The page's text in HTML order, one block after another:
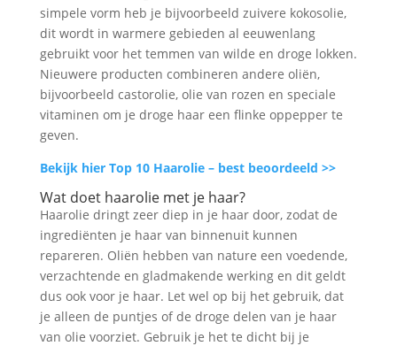
simpele vorm heb je bijvoorbeeld zuivere kokosolie,
dit wordt in warmere gebieden al eeuwenlang
gebruikt voor het temmen van wilde en droge lokken.
Nieuwere producten combineren andere oliën,
bijvoorbeeld castorolie, olie van rozen en speciale
vitaminen om je droge haar een flinke oppepper te
geven.
Bekijk hier Top 10 Haarolie – best beoordeeld >>
Wat doet haarolie met je haar?
Haarolie dringt zeer diep in je haar door, zodat de
ingrediënten je haar van binnenuit kunnen
repareren. Oliën hebben van nature een voedende,
verzachtende en gladmakende werking en dit geldt
dus ook voor je haar. Let wel op bij het gebruik, dat
je alleen de puntjes of de droge delen van je haar
van olie voorziet. Gebruik je het te dicht bij je